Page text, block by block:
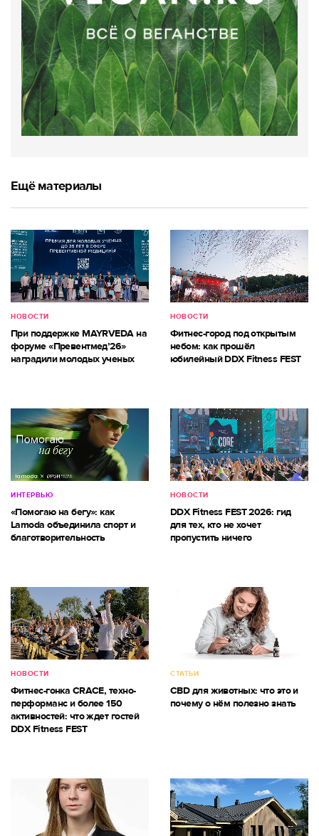
Ещё материалы
НОВОСТИ
При поддержке MAYRVEDA на
форуме «Превентмед’26»
наградили молодых ученых
НОВОСТИ
Фитнес-город под открытым
небом: как прошёл
юбилейный DDX Fitness FEST
ИНТЕРВЬЮ
«Помогаю на бегу»: как
Lamoda объединила спорт и
благотворительность
НОВОСТИ
DDX Fitness FEST 2026: гид
для тех, кто не хочет
пропустить ничего
НОВОСТИ
Фитнес-гонка CRACE, техно-
перформанс и более 150
активностей: что ждет гостей
DDX Fitness FEST
СТАТЬИ
CBD для животных: что это и
почему о нём полезно знать